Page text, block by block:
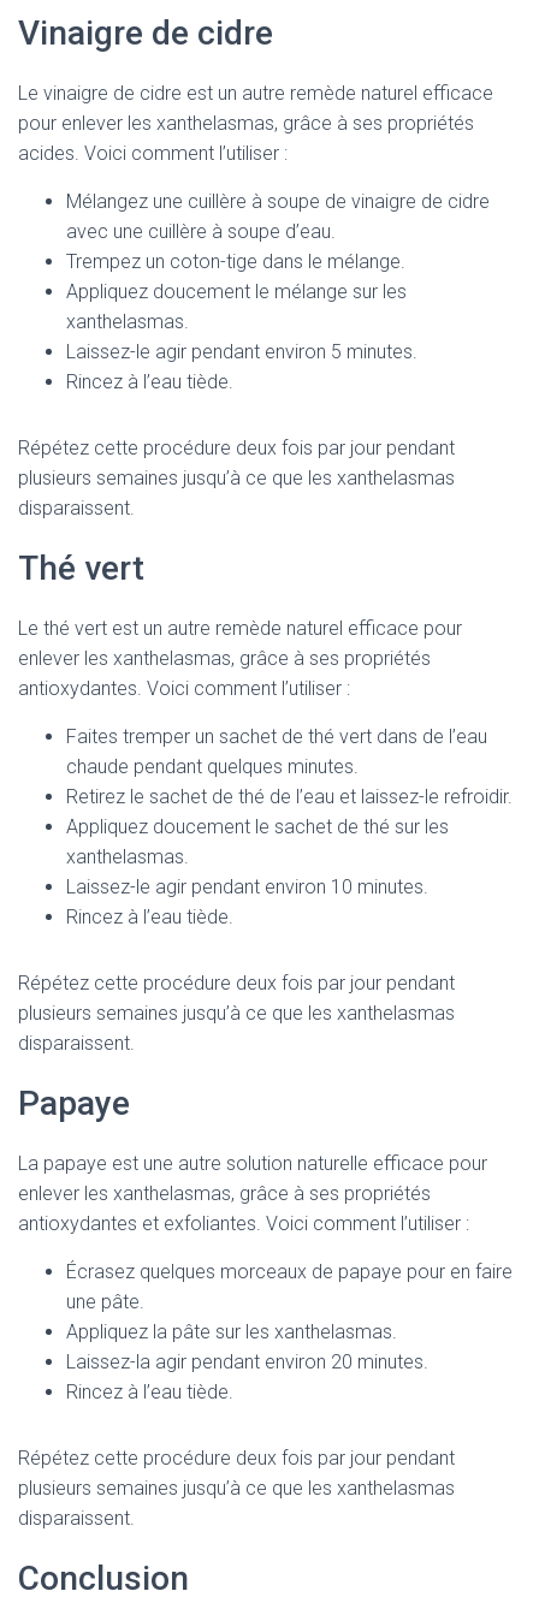
Vinaigre de cidre
Le vinaigre de cidre est un autre remède naturel efficace
pour enlever les xanthelasmas, grâce à ses propriétés
acides. Voici comment l’utiliser :
Mélangez une cuillère à soupe de vinaigre de cidre
avec une cuillère à soupe d’eau.
Trempez un coton-tige dans le mélange.
Appliquez doucement le mélange sur les
xanthelasmas.
Laissez-le agir pendant environ 5 minutes.
Rincez à l’eau tiède.
Répétez cette procédure deux fois par jour pendant
plusieurs semaines jusqu’à ce que les xanthelasmas
disparaissent.
Thé vert
Le thé vert est un autre remède naturel efficace pour
enlever les xanthelasmas, grâce à ses propriétés
antioxydantes. Voici comment l’utiliser :
Faites tremper un sachet de thé vert dans de l’eau
chaude pendant quelques minutes.
Retirez le sachet de thé de l’eau et laissez-le refroidir.
Appliquez doucement le sachet de thé sur les
xanthelasmas.
Laissez-le agir pendant environ 10 minutes.
Rincez à l’eau tiède.
Répétez cette procédure deux fois par jour pendant
plusieurs semaines jusqu’à ce que les xanthelasmas
disparaissent.
Papaye
La papaye est une autre solution naturelle efficace pour
enlever les xanthelasmas, grâce à ses propriétés
antioxydantes et exfoliantes. Voici comment l’utiliser :
Écrasez quelques morceaux de papaye pour en faire
une pâte.
Appliquez la pâte sur les xanthelasmas.
Laissez-la agir pendant environ 20 minutes.
Rincez à l’eau tiède.
Répétez cette procédure deux fois par jour pendant
plusieurs semaines jusqu’à ce que les xanthelasmas
disparaissent.
Conclusion